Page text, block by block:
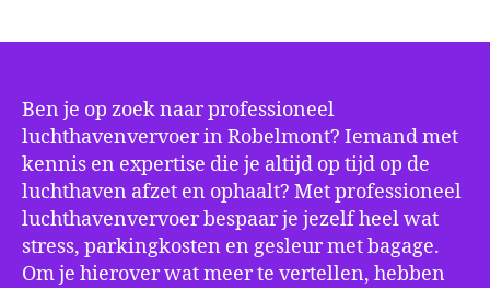
Ben je op zoek naar professioneel
luchthavenvervoer in Robelmont? Iemand met
kennis en expertise die je altijd op tijd op de
luchthaven afzet en ophaalt? Met professioneel
luchthavenvervoer bespaar je jezelf heel wat
stress, parkingkosten en gesleur met bagage.
Om je hierover wat meer te vertellen, hebben